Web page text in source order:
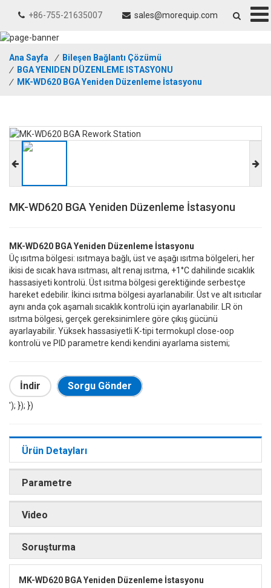
+86-755-21635007 sales@morequip.com
Ana Sayfa /
Bileşen Bağlantı Çözümü
/
BGA YENIDEN DÜZENLEME ISTASYONU
/
MK-WD620 BGA Yeniden Düzenleme İstasyonu
MK-WD620 BGA Yeniden Düzenleme İstasyonu
MK-WD620 BGA Yeniden Düzenleme İstasyonu
Üç ısıtma bölgesi: ısıtmaya bağlı, üst ve aşağı ısıtma bölgeleri, her
ikisi de sıcak hava ısıtması, alt renaj ısıtma, +1°C dahilinde sıcaklık
hassasiyeti kontrolü. Üst ısıtma bölgesi gerektiğinde serbestçe
hareket edebilir. İkinci ısıtma bölgesi ayarlanabilir. Üst ve alt ısıtıcılar
aynı anda çok aşamalı sıcaklık kontrolü için ayarlanabilir. LR ön
ısıtma bölgesi, gerçek gereksinimlere göre çıkış gücünü
ayarlayabilir. Yüksek hassasiyetli K-tipi termokupl close-oop
kontrolü ve PlD parametre kendi kendini ayarlama sistemi;
İndir Sorgu Gönder
'); }); })
Ürün Detayları
Parametre
Video
Soruşturma
MK-WD620 BGA Yeniden Düzenleme İstasyonu